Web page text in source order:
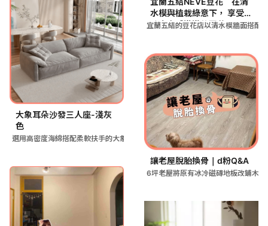
大象耳朵沙發三人座-淺灰
色
選用高密度海綿搭配柔軟扶手的大象耳朵三人座沙發，淺灰色設計適
水模與植栽綠意下， 享受一
碗文青感滿滿的豆花！
宜蘭五結的豆花店以清水模牆面搭配
讓老屋脫胎換骨｜d粉Q&A
6坪老屋將原有冰冷磁磚地板改鋪木